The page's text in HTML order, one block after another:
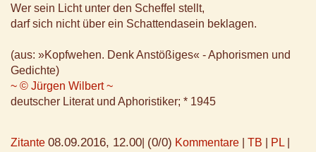
Wer sein Licht unter den Scheffel stellt,
darf sich nicht über ein Schattendasein beklagen.
(aus: »Kopfwehen. Denk Anstößiges« - Aphorismen und
Gedichte)
~ © Jürgen Wilbert ~
deutscher Literat und Aphoristiker; * 1945
Zitante 08.09.2016, 12.00 (0/0) Kommentare TB PL